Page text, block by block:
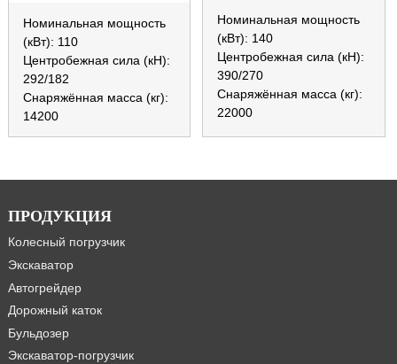
Номинальная мощность
(кВт): 110
Центробежная сила (кН):
292/182
Снаряжённая масса (кг):
14200
Номинальная мощность
(кВт): 140
Центробежная сила (кН):
390/270
Снаряжённая масса (кг):
22000
ПРОДУКЦИЯ
Колесный погрузчик
Экскаватор
Автогрейдер
Дорожный каток
Бульдозер
Экскаватор-погрузчик